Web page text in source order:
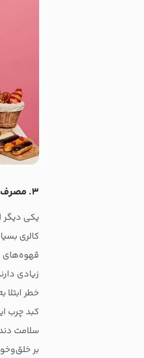
۳. مصرف منظم نوشیدنی‌های پرکالری
یکی دیگر
کالری
قهوه‌های
زیادی
خطر ابتلا
کبد چرب
سلامت
بر خلق‌وخو